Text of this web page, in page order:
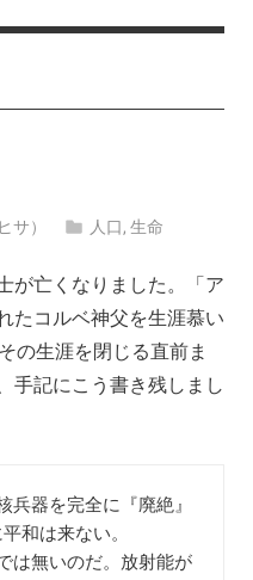
サ）
人口,生命
が亡くなりました。「ア
たコルベ神父を生涯慕い
の生涯を閉じる直前ま
手記にこう書き残しまし
器を完全に『廃絶』
和は来ない。
は無いのだ。放射能が